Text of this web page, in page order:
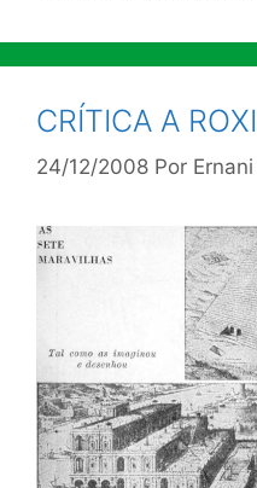
CRÍTICA A
24/12/2008 Por